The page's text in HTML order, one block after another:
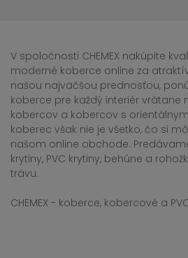
V spoločnosti CHEMEX nakúpite
moderné koberce online za
našou najväčšou prednosťou,
koberce pre každý interiér
kobercov a kobercov s
koberec však nie je všetko, čo si
našom online obchode.
krytiny, PVC krytiny, behúne a
trávu.
CHEMEX - koberce, kobercové a